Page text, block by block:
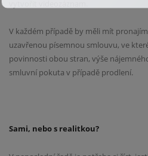
V každém případě by měli mít
uzavřenou písemnou smlouvu, ve
povinnosti obou stran, výše
smluvní pokuta v případě prodlení.
Sami, nebo s realitkou?